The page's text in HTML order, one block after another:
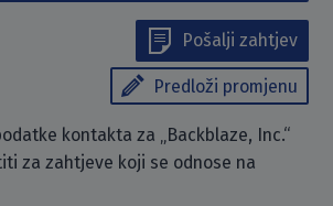
Pošalji zahtjev
Predloži promjenu
kontakta za „Backblaze, Inc.“
za zahtjeve koji se odnose na